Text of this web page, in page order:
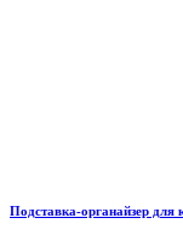
Подставка-органайзер для